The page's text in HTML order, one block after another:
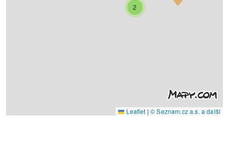
2
Leaflet | © Seznam.cz a.s. a další